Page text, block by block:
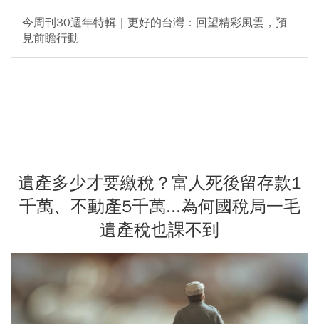
今周刊30週年特輯｜更好的台灣：回望精彩風雲，預
見前瞻行動
遺產多少才要繳稅？富人死後留存款1
千萬、不動產5千萬...為何國稅局一毛
遺產稅也課不到